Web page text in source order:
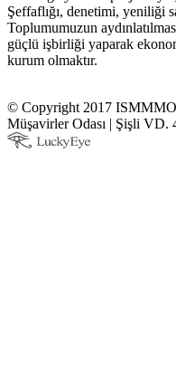
Şeffaflığı, denetimi, yeniliği
Toplumumuzun
güçlü işbirliği yaparak
kurum olmaktır.
© Copyright 2017 ISMMMO
Müşavirler Odası | Şişli VD.